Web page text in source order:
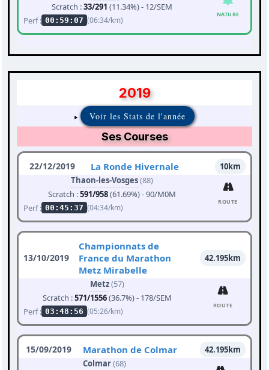
Scratch :33/291 (11.34%) - 12/SEM
Perf : 00:59:07 (06:34/km)
NATURE
2019
Voir les Stats de l'année
Ses Courses
22/12/2019 La Ronde Hivernale
10km
Thaon-les-Vosges(88)
Scratch :591/958(61.69%) - 90/M0M
Perf : 00:45:37 (04:34/km)
ROUTE
13/10/2019
Championnats de
France du Marathon
Metz Mirabelle
42.195km
Metz(57)
Scratch :571/1556(36.7%) - 178/SEM
Perf : 03:48:56 (05:26/km)
ROUTE
15/09/2019 Marathon de Colmar
42.195km
Colmar(68)